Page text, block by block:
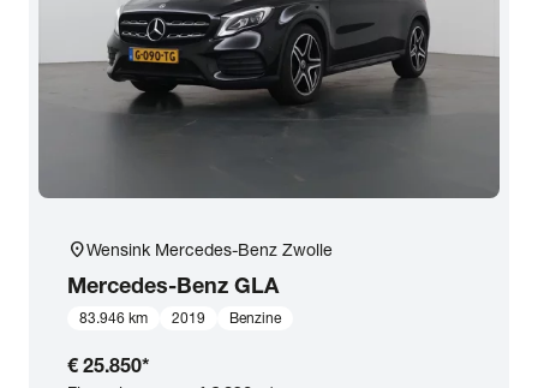
Carrosserie
Basiskleur
Aantal deuren
location_onWensink Mercedes-Benz Zwolle
Mercedes-Benz GLA
83.946 km 2019 Benzine
€ 25.850*